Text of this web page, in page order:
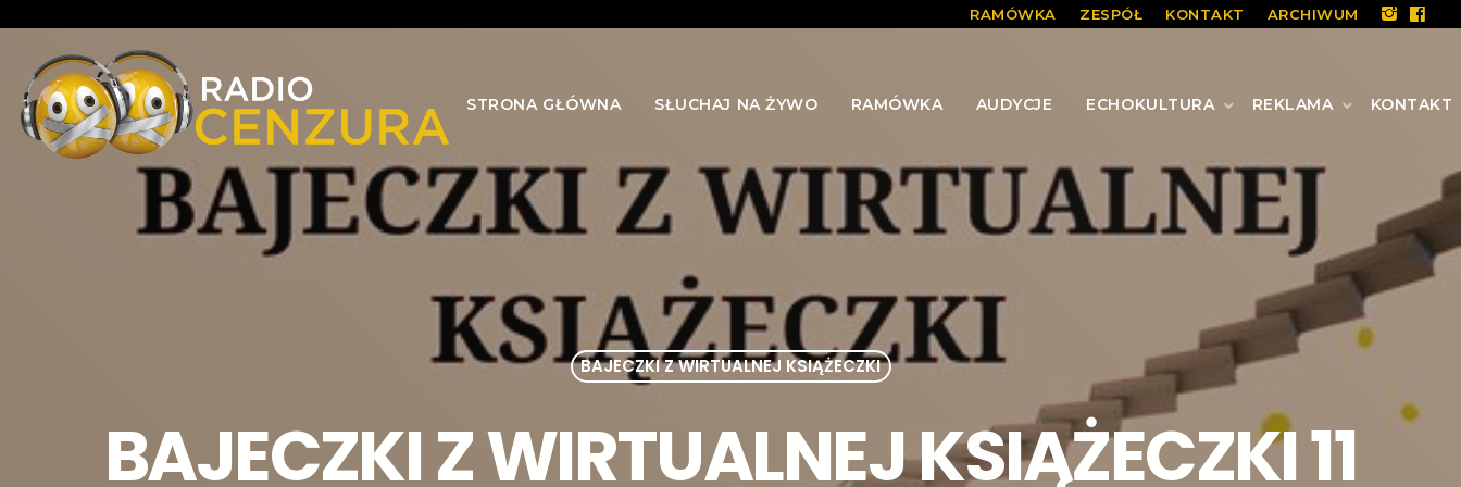
RAMÓWKA ZESPÓŁ KONTAKT ARCHIWUM
STRONA GŁÓWNA SŁUCHAJ NA ŻYWO RAMÓWKA AUDYCJE ECHOKULTURA REKLAMA KONTAKT
BAJECZKI Z WIRTUALNEJ KSIĄŻECZKI
BAJECZKI Z WIRTUALNEJ KSIĄŻECZKI 11